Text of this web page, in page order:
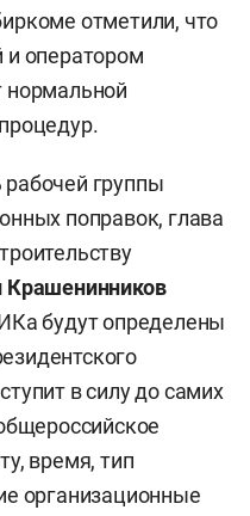
отметили, что
и оператором
нормальной
группы
поправок, глава
Крашенинников
будут определены
в силу до самих
время, тип
организационные